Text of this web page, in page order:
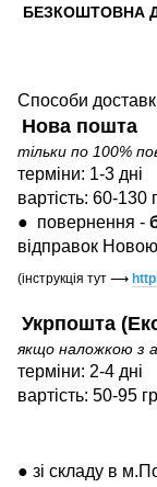
БЕЗКОШТОВНА
Способи
Нова пошта
тільки по 100%
терміни: 1-3 дні
вартість: 60-130
● повернення -
відправок
(інструкція тут ⟶
Укрпошта
якщо наложкою з
терміни: 2-4 дні
вартість: 50-95
● зі складу в